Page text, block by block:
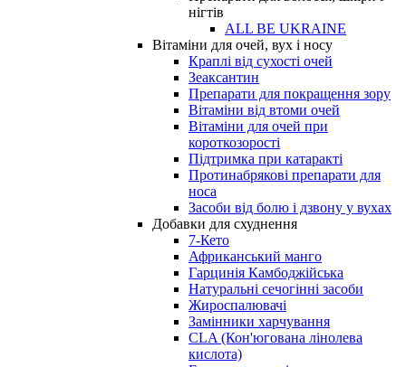
нігтів
ALL BE UKRAINE
Вітаміни для очей, вух і носу
Краплі від сухості очей
Зеаксантин
Препарати для покращення зору
Вітаміни від втоми очей
Вітаміни для очей при
короткозорості
Підтримка при катаракті
Протинабрякові препарати для
носа
Засоби від болю і дзвону у вухах
Добавки для схуднення
7-Кето
Африканський манго
Гарцинія Камбоджійська
Натуральні сечогінні засоби
Жироспалювачі
Замінники харчування
CLA (Кон'югована лінолева
кислота)